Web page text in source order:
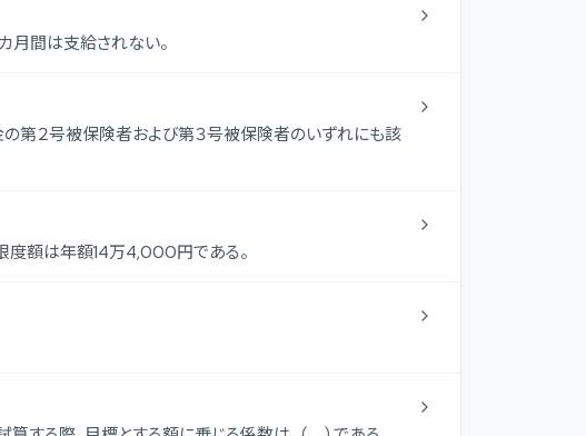
月間は支給されない。
第２号被保険者および第３号被保険者のいずれにも該
度額は年額14万4,000円である。